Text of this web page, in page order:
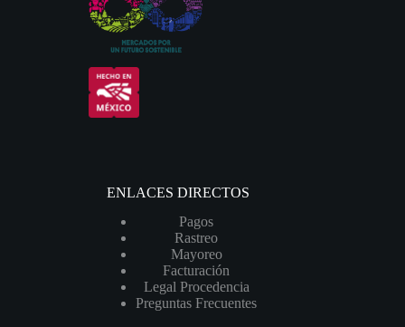
ENLACES DIRECTOS
Pagos
Rastreo
Mayoreo
Facturación
Legal Procedencia
Preguntas Frecuentes